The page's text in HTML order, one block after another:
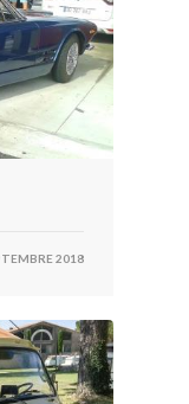
2018